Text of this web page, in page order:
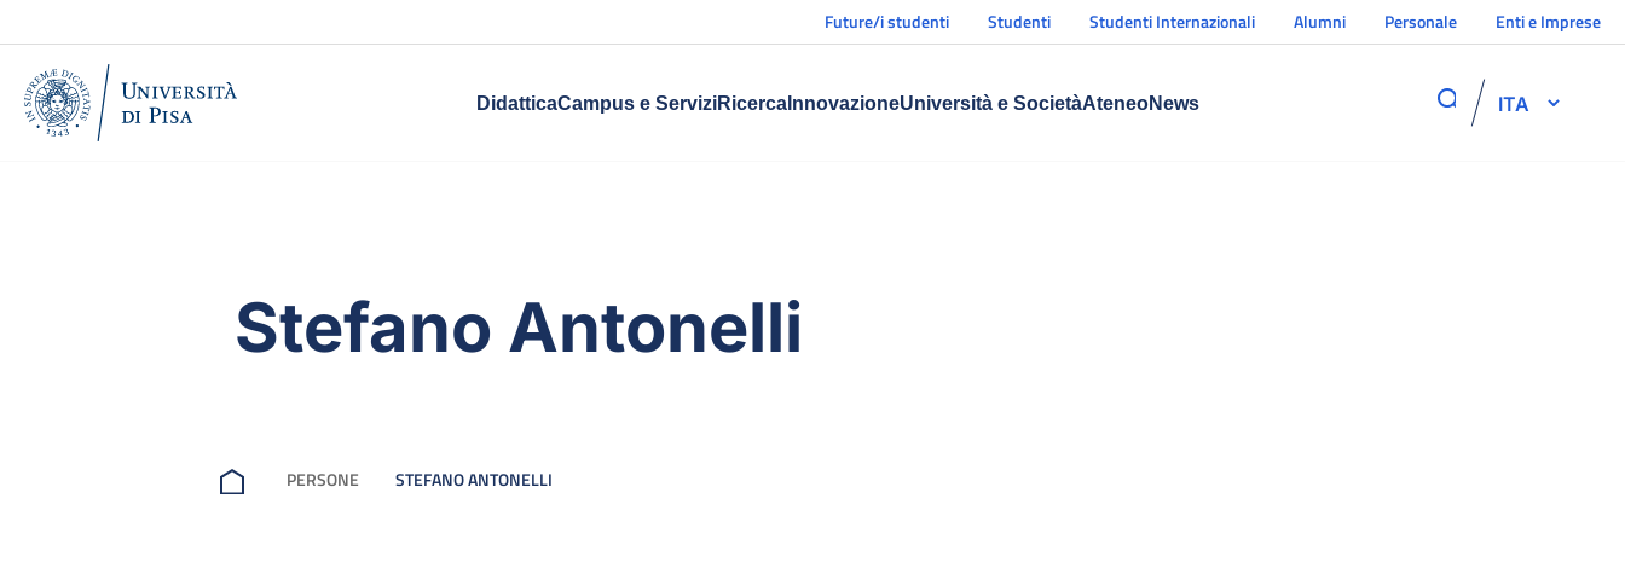
Future/i studenti Studenti Studenti Internazionali Alumni Personale Enti e Imprese
DidatticaCampus e ServiziRicercaInnovazioneUniversità e SocietàAteneoNews ITA
Stefano Antonelli
PERSONE STEFANO ANTONELLI